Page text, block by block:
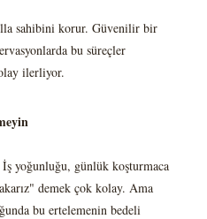
sahibini korur. Güvenilir bir
bu süreçler
ilerliyor.
yoğunluğu, günlük koşturmaca
demek çok kolay. Ama
bu ertelemenin bedeli